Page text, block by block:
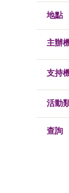
地點
主辦
支持
活動
查詢